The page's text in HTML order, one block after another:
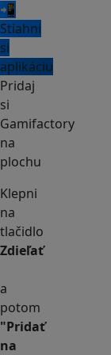
📲
Stiahni
si
aplikáciu
Pridaj
si
Gamifactory
na
plochu
Klepni
na
tlačidlo
Zdieľať
a
potom
"Pridať
na